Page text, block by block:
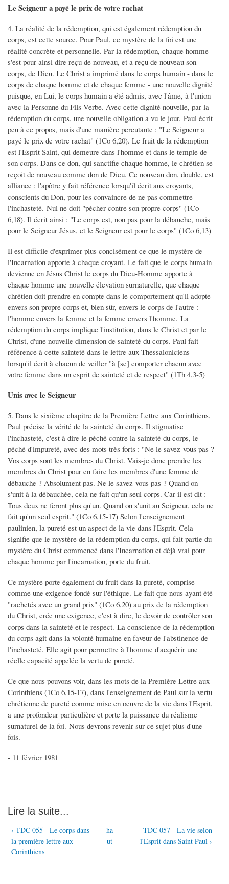
Le Seigneur a payé le prix de votre rachat
4. La réalité de la rédemption, qui est également rédemption du
corps, est cette source. Pour Paul, ce mystère de la foi est une
réalité concrète et personnelle. Par la rédemption, chaque homme
s'est pour ainsi dire reçu de nouveau, et a reçu de nouveau son
corps, de Dieu. Le Christ a imprimé dans le corps humain - dans le
corps de chaque homme et de chaque femme - une nouvelle dignité
puisque, en Lui, le corps humain a été admis, avec l'âme, à l'union
avec la Personne du Fils-Verbe. Avec cette dignité nouvelle, par la
rédemption du corps, une nouvelle obligation a vu le jour. Paul écrit
peu à ce propos, mais d'une manière percutante : "Le Seigneur a
payé le prix de votre rachat" (1Co 6,20). Le fruit de la rédemption
est l'Esprit Saint, qui demeure dans l'homme et dans le temple de
son corps. Dans ce don, qui sanctifie chaque homme, le chrétien se
reçoit de nouveau comme don de Dieu. Ce nouveau don, double, est
alliance : l'apôtre y fait référence lorsqu'il écrit aux croyants,
conscients du Don, pour les convaincre de ne pas commettre
l'inchasteté. Nul ne doit "pécher contre son propre corps" (1Co
6,18). Il écrit ainsi : "Le corps est, non pas pour la débauche, mais
pour le Seigneur Jésus, et le Seigneur est pour le corps" (1Co 6,13)
Il est difficile d'exprimer plus concisément ce que le mystère de
l'Incarnation apporte à chaque croyant. Le fait que le corps humain
devienne en Jésus Christ le corps du Dieu-Homme apporte à
chaque homme une nouvelle élevation surnaturelle, que chaque
chrétien doit prendre en compte dans le comportement qu'il adopte
envers son propre corps et, bien sûr, envers le corps de l'autre :
l'homme envers la femme et la femme envers l'homme. La
rédemption du corps implique l'institution, dans le Christ et par le
Christ, d'une nouvelle dimension de sainteté du corps. Paul fait
référence à cette sainteté dans le lettre aux Thessaloniciens
lorsqu'il écrit à chacun de veiller "à [se] comporter chacun avec
votre femme dans un esprit de sainteté et de respect" (1Th 4,3-5)
Unis avec le Seigneur
5. Dans le sixième chapitre de la Première Lettre aux Corinthiens,
Paul précise la vérité de la sainteté du corps. Il stigmatise
l'inchasteté, c'est à dire le péché contre la sainteté du corps, le
péché d'impureté, avec des mots très forts : "Ne le savez-vous pas ?
Vos corps sont les membres du Christ. Vais-je donc prendre les
membres du Christ pour en faire les membres d'une femme de
débauche ? Absolument pas. Ne le savez-vous pas ? Quand on
s'unit à la débauchée, cela ne fait qu'un seul corps. Car il est dit :
Tous deux ne feront plus qu'un. Quand on s'unit au Seigneur, cela ne
fait qu'un seul esprit." (1Co 6,15-17) Selon l'enseignement
paulinien, la pureté est un aspect de la vie dans l'Esprit. Cela
signifie que le mystère de la rédemption du corps, qui fait partie du
mystère du Christ commencé dans l'Incarnation et déjà vrai pour
chaque homme par l'incarnation, porte du fruit.
Ce mystère porte également du fruit dans la pureté, comprise
comme une exigence fondé sur l'éthique. Le fait que nous ayant été
"rachetés avec un grand prix" (1Co 6,20) au prix de la rédemption
du Christ, crée une exigence, c'est à dire, le devoir de contrôler son
corps dans la sainteté et le respect. La conscience de la rédemption
du corps agit dans la volonté humaine en faveur de l'abstinence de
l'inchasteté. Elle agit pour permettre à l'homme d'acquérir une
réelle capacité appelée la vertu de pureté.
Ce que nous pouvons voir, dans les mots de la Première Lettre aux
Corinthiens (1Co 6,15-17), dans l'enseignement de Paul sur la vertu
chrétienne de pureté comme mise en oeuvre de la vie dans l'Esprit,
a une profondeur particulière et porte la puissance du réalisme
surnaturel de la foi. Nous devrons revenir sur ce sujet plus d'une
fois.
- 11 février 1981
Lire la suite...
‹ TDC 055 - Le corps dans
la première lettre aux
Corinthiens
ha
ut
TDC 057 - La vie selon
l'Esprit dans Saint Paul ›